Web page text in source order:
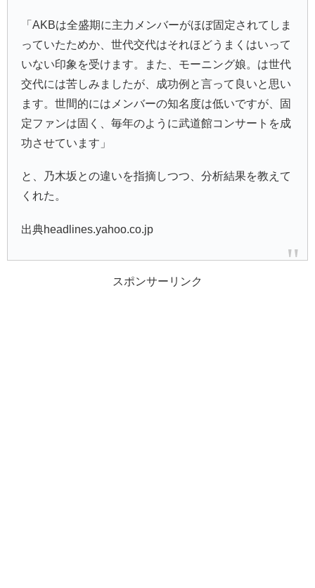
「AKBは全盛期に主力メンバーがほぼ固定されてしま
っていたためか、世代交代はそれほどうまくはいって
いない印象を受けます。また、モーニング娘。は世代
交代には苦しみましたが、成功例と言って良いと思い
ます。世間的にはメンバーの知名度は低いですが、固
定ファンは固く、毎年のように武道館コンサートを成
功させています」
と、乃木坂との違いを指摘しつつ、分析結果を教えて
くれた。
出典headlines.yahoo.co.jp
スポンサーリンク